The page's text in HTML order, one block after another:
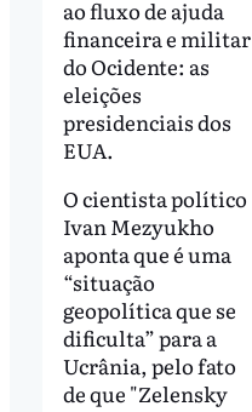
ao fluxo de ajuda
financeira e militar
do Ocidente: as
eleições
presidenciais dos
EUA.
O cientista político
Ivan Mezyukho
aponta que é uma
“situação
geopolítica que se
dificulta” para a
Ucrânia, pelo fato
de que "Zelensky